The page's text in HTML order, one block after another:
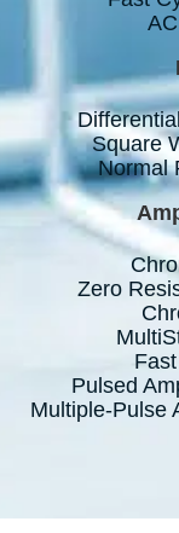
Square
Zero
Pulsed
Multiple-